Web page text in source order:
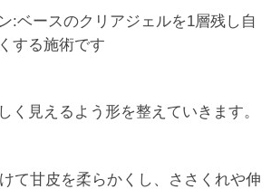
スのクリアジェルを1層残し自
する施術です
るよう形を整えていきます。
て甘皮を柔らかくし、ささくれや伸